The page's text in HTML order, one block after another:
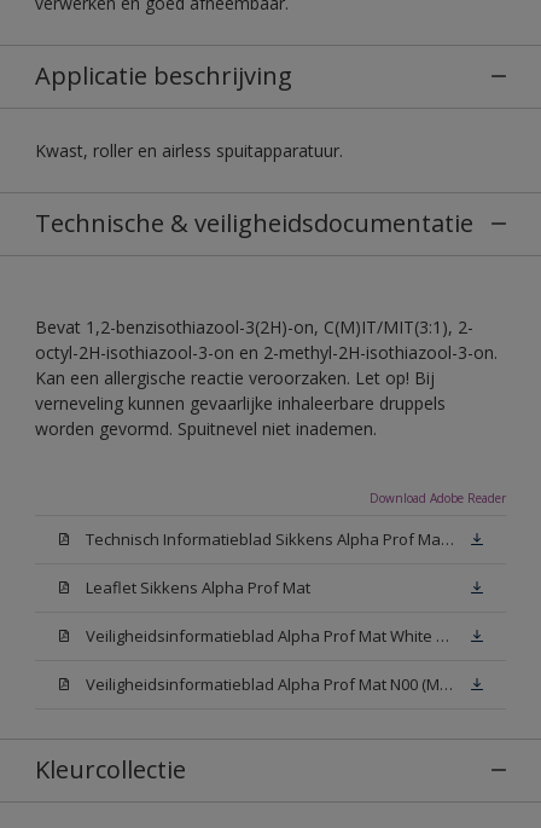
Applicatie beschrijving
Kwast, roller en airless spuitapparatuur.
Technische & veiligheidsdocumentatie
Bevat 1,2-benzisothiazool-3(2H)-on, C(M)IT/MIT(3:1), 2-
octyl-2H-isothiazool-3-on en 2-methyl-2H-isothiazool-3-on.
Kan een allergische reactie veroorzaken. Let op! Bij
verneveling kunnen gevaarlijke inhaleerbare druppels
worden gevormd. Spuitnevel niet inademen.
Download Adobe Reader
Technisch Informatieblad Sikkens Alpha Prof Mat(PDF)
Leaflet Sikkens Alpha Prof Mat
Veiligheidsinformatieblad Alpha Prof Mat White W05 (MSDS)
Veiligheidsinformatieblad Alpha Prof Mat N00 (MSDS)
Kleurcollectie